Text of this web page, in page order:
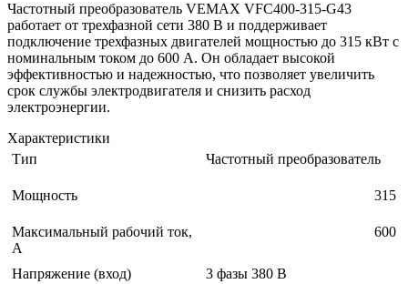
Частотный преобразователь VEMAX VFC400-315-G43
работает от трехфазной сети 380 В и поддерживает
подключение трехфазных двигателей мощностью до 315 кВт с
номинальным током до 600 А. Он обладает высокой
эффективностью и надежностью, что позволяет увеличить
срок службы электродвигателя и снизить расход
электроэнергии.
Характеристики
Тип
Частотный преобразователь
Мощность 315
Максимальный рабочий ток,
А
600
Напряжение (вход) 3 фазы 380 В